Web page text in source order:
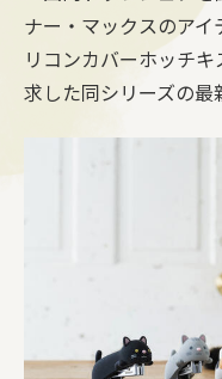
ナー・マックスのア
リコンカバーホッチ
求した同シリーズの最